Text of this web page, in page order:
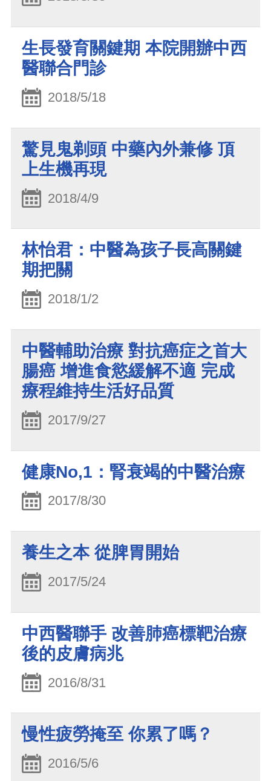
生長發育關鍵期 本院開辦中西
醫聯合門診
2018/5/18
驚見鬼剃頭 中藥內外兼修 頂
上生機再現
2018/4/9
林怡君：中醫為孩子長高關鍵
期把關
2018/1/2
中醫輔助治療 對抗癌症之首大
腸癌 增進食慾緩解不適 完成
療程維持生活好品質
2017/9/27
健康No,1：腎衰竭的中醫治療
2017/8/30
養生之本 從脾胃開始
2017/5/24
中西醫聯手 改善肺癌標靶治療
後的皮膚病兆
2016/8/31
慢性疲勞掩至 你累了嗎？
2016/5/6